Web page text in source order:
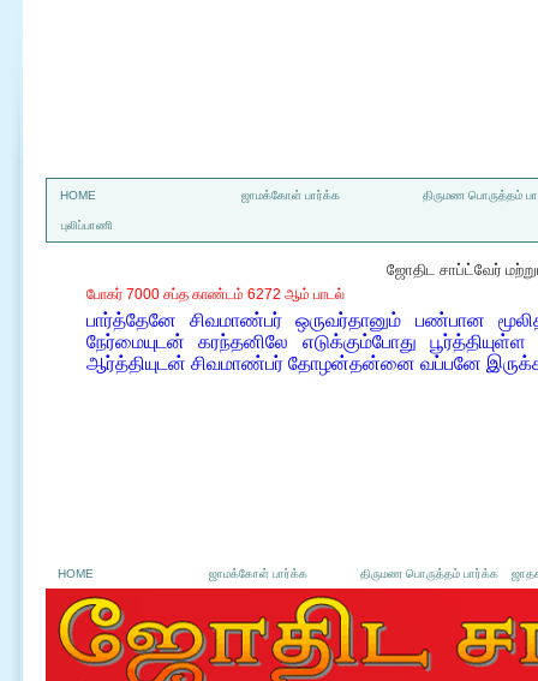
HOME ஜாமக்கோள் பார்க்க திருமண பொருத்தம்
புலிப்பாணி
ஜோதிட சாப்ட்வேர்
போகர் 7000 சப்த காண்டம் 6272 ஆம் பாடல்
பார்த்தேனே சிவமாண்பர் ஒருவர்தானும் பண்பான
நேர்மையுடன் கரந்தனிலே எடுக்கும்போது
ஆர்த்தியுடன் சிவமாண்பர் தோழன்தன்னை வப்பனே
HOME ஜாமக்கோள் பார்க்க திருமண பொருத்தம் பார்க்க